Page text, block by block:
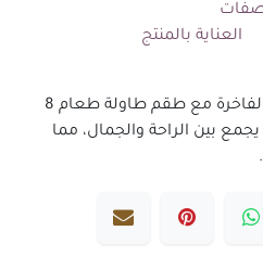
العناية بالمنتج
استمتع بتجربة تناول الطعام الفاخرة مع طقم طاولة طعام 8
بين الراحة والجمال، مما